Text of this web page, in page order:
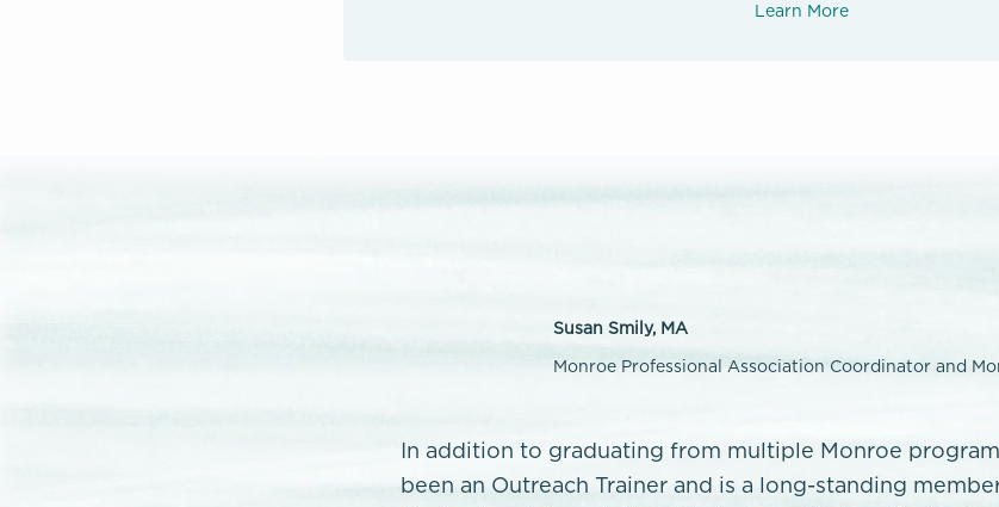
Learn More
Susan Smily, MA
Monroe Professional Association Coordinator and
In addition to graduating from multiple Monroe
been an Outreach Trainer and is a long-standing